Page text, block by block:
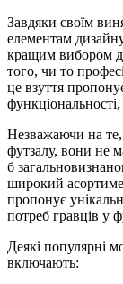
Завдяки своїм
елементам
кращим вибором
того, чи то
це взуття
Незважаючи на
футзалу, вони не
б
широкий
пропонує
потреб гравців у
Деякі популярні
включають: